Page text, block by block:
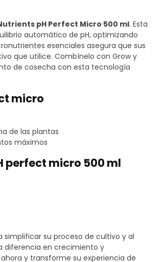
pH Perfect Micro 500 ml. Esta
automático de pH, optimizando
esenciales asegura que sus
que utilice. Combínelo con Grow y
de cosecha con esta tecnología
micro
de las plantas
máximos
perfect micro 500 ml
simplificar su proceso de cultivo y al
diferencia en crecimiento y
y transforme su experiencia de